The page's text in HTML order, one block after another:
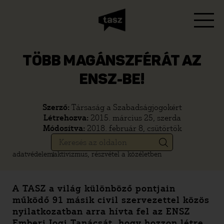
TÖBB MAGÁNSZFÉRÁT AZ
ENSZ-BE!
Szerző: Társaság a Szabadságjogokért
Létrehozva: 2015. március 25, szerda
Módosítva: 2018. február 8, csütörtök
adatvédelemaktivizmus, részvétel a közéletben
A TASZ a világ különböző pontjain
működő 91 másik civil szervezettel közös
nyilatkozatban arra hívta fel az ENSZ